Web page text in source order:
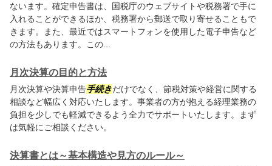
ないます。確定申告書は、国税庁のウェブサイトや税務署で手に
入れることができるほか、税務署から郵送で取り寄せることもで
きます。また、最近ではスマートフォンを使用した電子申告など
の方法もあります。この...
月次決算の目的と方法
月次決算や決算申告手続きだけでなく、節税対策や経営に関する
相談など幅広く対応いたします。事業者の方が抱える経理業務の
負担を少しでも軽減できるよう全力でサポートいたします。まず
は気軽にご相談ください。
決算書とは～基本構造や見方のルール～